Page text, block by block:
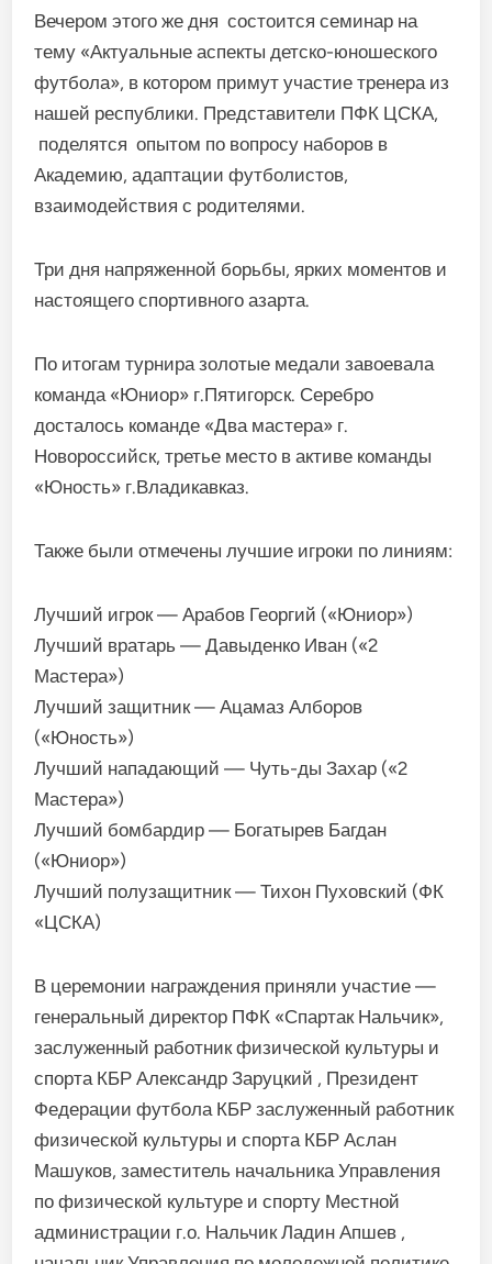
Вечером этого же дня состоится семинар на
тему «Актуальные аспекты детско-юношеского
футбола», в котором примут участие тренера из
нашей республики. Представители ПФК ЦСКА,
поделятся опытом по вопросу наборов в
Академию, адаптации футболистов,
взаимодействия с родителями.
Три дня напряженной борьбы, ярких моментов и
настоящего спортивного азарта.
По итогам турнира золотые медали завоевала
команда «Юниор» г.Пятигорск. Серебро
досталось команде «Два мастера» г.
Новороссийск, третье место в активе команды
«Юность» г.Владикавказ.
Также были отмечены лучшие игроки по линиям:
Лучший игрок — Арабов Георгий («Юниор»)
Лучший вратарь — Давыденко Иван («2
Мастера»)
Лучший защитник — Ацамаз Алборов
(«Юность»)
Лучший нападающий — Чуть-ды Захар («2
Мастера»)
Лучший бомбардир — Богатырев Багдан
(«Юниор»)
Лучший полузащитник — Тихон Пуховский (ФК
«ЦСКА)
В церемонии награждения приняли участие —
генеральный директор ПФК «Спартак Нальчик»,
заслуженный работник физической культуры и
спорта КБР Александр Заруцкий , Президент
Федерации футбола КБР заслуженный работник
физической культуры и спорта КБР Аслан
Машуков, заместитель начальника Управления
по физической культуре и спорту Местной
администрации г.о. Нальчик Ладин Апшев ,